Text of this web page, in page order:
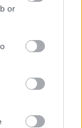
or
tünetet ne